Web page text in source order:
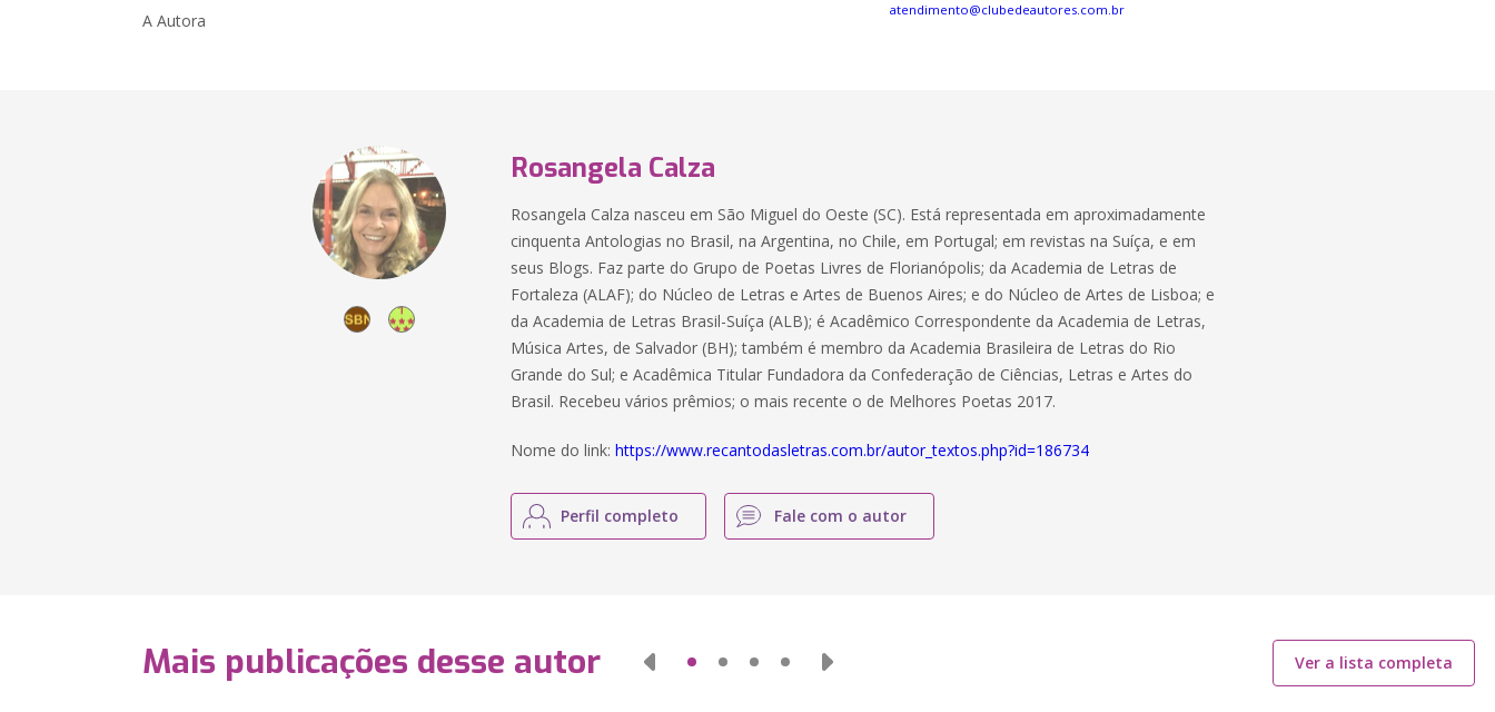
A Autora
atendimento@clubedeautores.com.br
Rosangela Calza
Rosangela Calza nasceu em São Miguel do Oeste (SC). Está representada em aproximadamente
cinquenta Antologias no Brasil, na Argentina, no Chile, em Portugal; em revistas na Suíça, e em
seus Blogs. Faz parte do Grupo de Poetas Livres de Florianópolis; da Academia de Letras de
Fortaleza (ALAF); do Núcleo de Letras e Artes de Buenos Aires; e do Núcleo de Artes de Lisboa; e
da Academia de Letras Brasil-Suíça (ALB); é Acadêmico Correspondente da Academia de Letras,
Música Artes, de Salvador (BH); também é membro da Academia Brasileira de Letras do Rio
Grande do Sul; e Acadêmica Titular Fundadora da Confederação de Ciências, Letras e Artes do
Brasil. Recebeu vários prêmios; o mais recente o de Melhores Poetas 2017.
Nome do link:https://www.recantodasletras.com.br/autor_textos.php?id=186734
Perfil completo Fale com o autor
Mais publicações desse autor Ver a lista completa